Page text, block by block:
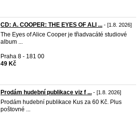
CD: A. COOPER: THE EYES OF ALI ... - [1.8. 2026]
The Eyes of Alice Cooper je třiadvacáté studiové
album ...
Praha 8 - 181 00
49 Kč
Prodám hudební publikace viz f ... - [1.8. 2026]
Prodám hudební publikace Kus za 60 Kč. Plus
poštovné ...